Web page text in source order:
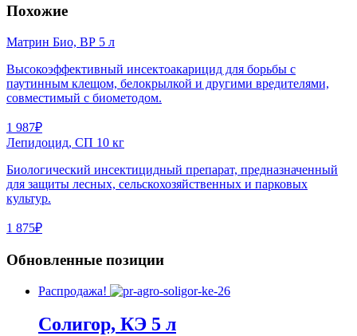
Похожие
Матрин Био, ВР 5 л
Высокоэффективный инсектоакарицид для борьбы с
паутинным клещом, белокрылкой и другими вредителями,
совместимый с биометодом.
1 987₽
Лепидоцид, CП 10 кг
Биологический инсектицидный препарат, предназначенный
для защиты лесных, сельскохозяйственных и парковых
культур.
1 875₽
Обновленные позиции
Распродажа!
Солигор, КЭ 5 л